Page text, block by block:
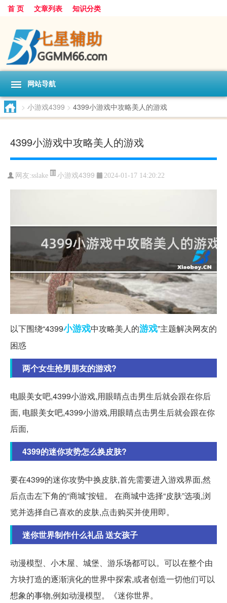
首 页 文章列表 知识分类
网站导航
> 小游戏4399 > 4399小游戏中攻略美人的游戏
4399小游戏中攻略美人的游戏
网友:sslake 小游戏4399 2024-01-17 14:20:22
以下围绕“4399小游戏中攻略美人的游戏”主题解决网友的
困惑
两个女生抢男朋友的游戏?
电眼美女吧,4399小游戏,用眼睛点击男生后就会跟在你后
面, 电眼美女吧,4399小游戏,用眼睛点击男生后就会跟在你
后面,
4399的迷你攻势怎么换皮肤?
要在4399的迷你攻势中换皮肤,首先需要进入游戏界面,然
后点击左下角的“商城”按钮。 在商城中选择“皮肤”选项,浏
览并选择自己喜欢的皮肤,点击购买并使用即。
迷你世界制作什么礼品 送女孩子
动漫模型、小木屋、城堡、游乐场都可以。可以在整个由
方块打造的逐渐演化的世界中探索,或者创造一切他们可以
想象的事物,例如动漫模型。《迷你世界。